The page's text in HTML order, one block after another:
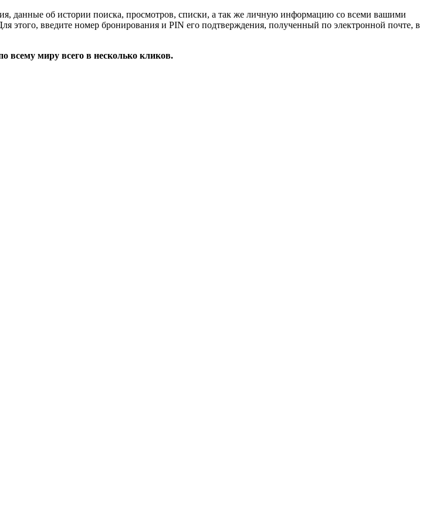
данные об истории поиска, просмотров, списки, а так же личную информацию со всеми вашими
этого, введите номер бронирования и PIN его подтверждения, полученный по электронной почте, в
всему миру всего в несколько кликов.